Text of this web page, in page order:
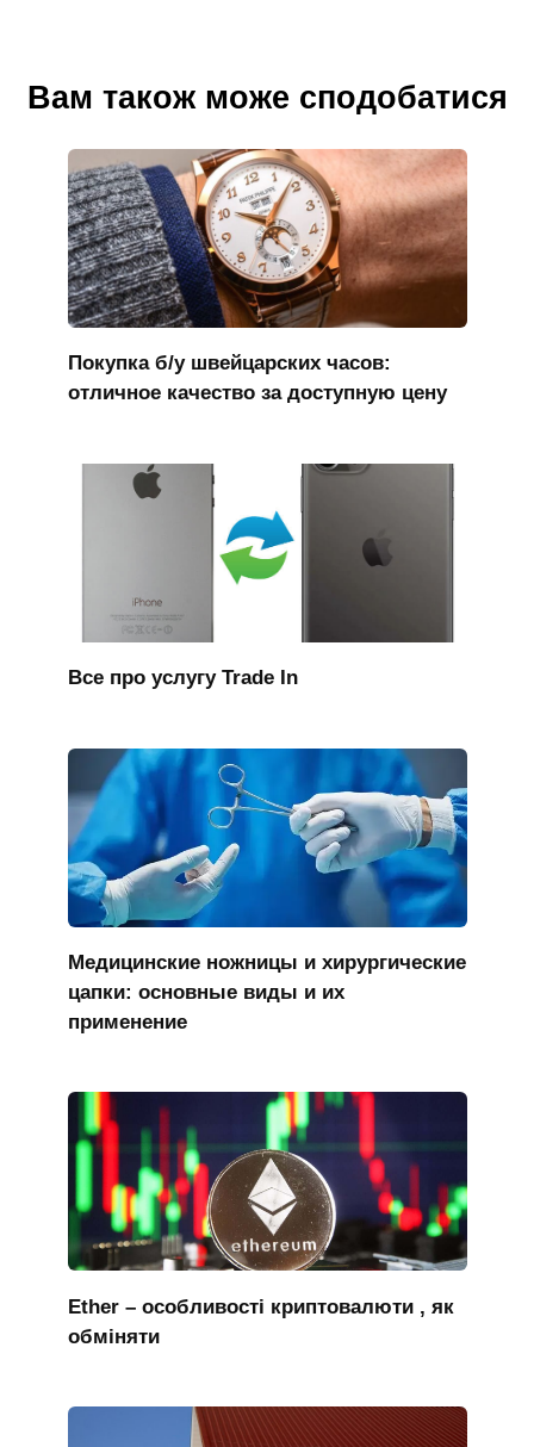
Вам також може сподобатися
Покупка б/у швейцарских часов:
отличное качество за доступную цену
Все про услугу Trade In
Медицинские ножницы и хирургические
цапки: основные виды и их
применение
Ether – особливості криптовалюти , як
обміняти